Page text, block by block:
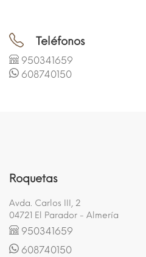
Teléfonos
950341659
608740150
Roquetas
Avda. Carlos III, 2
04721 El Parador - Almería
950341659
608740150